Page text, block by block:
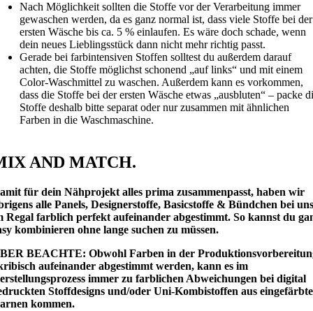
Nach Möglichkeit sollten die Stoffe vor der Verarbeitung immer
gewaschen werden, da es ganz normal ist, dass viele Stoffe bei der
ersten Wäsche bis ca. 5 % einlaufen. Es wäre doch schade, wenn
dein neues Lieblingsstück dann nicht mehr richtig passt.
Gerade bei farbintensiven Stoffen solltest du außerdem darauf
achten, die Stoffe möglichst schonend „auf links“ und mit einem
Color-Waschmittel zu waschen. Außerdem kann es vorkommen,
dass die Stoffe bei der ersten Wäsche etwas „ausbluten“ – packe
Stoffe deshalb bitte separat oder nur zusammen mit ähnlichen
Farben in die Waschmaschine.
AND MATCH.
für dein Nähprojekt alles prima zusammenpasst, haben wir
alle Panels, Designerstoffe, Basicstoffe & Bündchen bei uns
Regal farblich perfekt aufeinander abgestimmt. So kannst du
kombinieren ohne lange suchen zu müssen.
BEACHTE: Obwohl Farben in der
aufeinander abgestimmt werden, kann es im
immer zu farblichen Abweichungen bei digital
Stoffdesigns und/oder Uni-Kombistoffen aus
kommen.